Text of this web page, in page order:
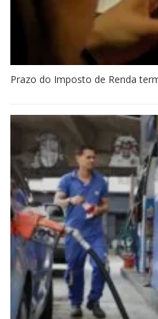
Prazo do Imposto de Renda